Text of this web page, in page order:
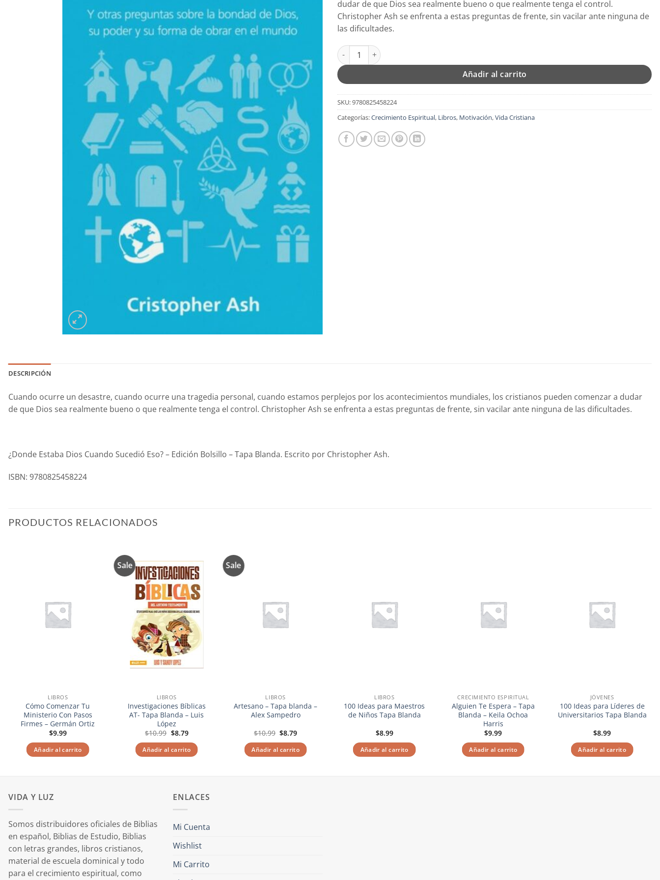
dudar de que Dios sea realmente bueno o que realmente tenga el control.
Christopher Ash se enfrenta a estas preguntas de frente, sin vacilar ante ninguna de
las dificultades.
¿Donde Estaba Dios Cuando Sucedió Eso? - Edición Bolsillo - Tapa Blanda – Christopher Ash
Añadir al carrito
SKU:9780825458224
Categorías:Crecimiento Espiritual, Libros, Motivación,Vida Cristiana
DESCRIPCIÓN
Cuando ocurre un desastre, cuando ocurre una tragedia personal, cuando estamos perplejos por los acontecimientos mundiales, los cristianos pueden comenzar a dudar
de que Dios sea realmente bueno o que realmente tenga el control. Christopher Ash se enfrenta a estas preguntas de frente, sin vacilar ante ninguna de las dificultades.
¿Donde Estaba Dios Cuando Sucedió Eso? – Edición Bolsillo – Tapa Blanda. Escrito por Christopher Ash.
ISBN: 9780825458224
PRODUCTOS RELACIONADOS
LIBROS
Cómo Comenzar Tu
Ministerio Con Pasos
Firmes – Germán Ortiz
$9.99
Añadir al carrito
Sale
Añadir
a la
lista de
deseos
LIBROS
Investigaciones Bíblicas
AT- Tapa Blanda – Luis
López
$10.99 El
original
era:
$10.99.
$8.79El
actual
es:
$8.79.
Añadir al carrito
Sale
LIBROS
Artesano – Tapa blanda –
Alex Sampedro
$10.99 El
original
era:
$10.99.
$8.79El
actual
es:
$8.79.
Añadir al carrito
LIBROS
100 Ideas para Maestros
de Niños Tapa Blanda
$8.99
Añadir al carrito
CRECIMIENTO ESPIRITUAL
Alguien Te Espera – Tapa
Blanda – Keila Ochoa
Harris
$9.99
Añadir al carrito
JÓVENES
100 Ideas para Líderes de
Universitarios Tapa Blanda
$8.99
Añadir al carrito
VIDA Y LUZ
Somos distribuidores oficiales de Biblias
en español, Biblias de Estudio, Biblias
con letras grandes, libros cristianos,
material de escuela dominical y todo
para el crecimiento espiritual, como
ENLACES
Mi Cuenta
Wishlist
Mi Carrito